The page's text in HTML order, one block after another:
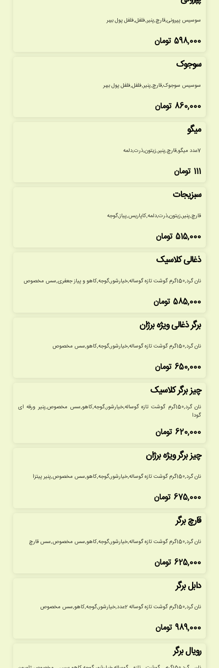
سوسیس پپرونی,قارچ,پنیر,فلفل,فلفل پول بیبر
598,000 تومان
سوجوک
سوسیس سوجوک,قارچ,پنیر,فلفل,فلفل پول بیبر
860,000 تومان
میگو
7عدد میگو,قارچ,پنیر,زیتون,ذرت,دلمه
111 تومان
سبزیجات
قارچ,پنیر,زیتون,ذرت,دلمه,کاپاریس,پیاز,گوجه
515,000 تومان
ذغالی کلاسیک
نان گرد,150گرم گوشت تازه گوساله,خیارشور,گوجه,کاهو و پیاز جعفری,سس مخصوص
585,000 تومان
برگر ذغالی ویژه برژان
نان گرد,150گرم گوشت تازه گوساله,خیارشور,گوجه,کاهو,سس مخصوص
650,000 تومان
چیز برگر کلاسیک
نان گرد,150گرم گوشت تازه گوساله,خیارشور,گوجه,کاهو,سس مخصوص,پنیر ورقه ای
گودا
620,000 تومان
چیز برگر ویژه برژان
نان گرد,150گرم گوشت تازه گوساله,خیارشور,گوجه,کاهو,سس مخصوص,پنیر پیتزا
675,000 تومان
قارچ برگر
نان گرد,150گرم گوشت تازه گوساله,خیارشور,گوجه,کاهو,سس مخصوص,سس قارچ
625,000 تومان
دابل برگر
نان گرد,150گرم گوشت تازه گوساله 2عدد,خیارشور,گوجه,کاهو,سس مخصوص
989,000 تومان
رویال برگر